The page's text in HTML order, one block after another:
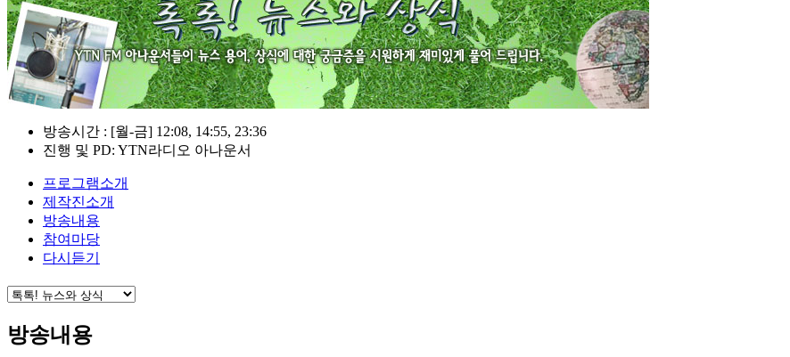
방송시간 : [월-금] 12:08, 14:55, 23:36
진행 및 PD: YTN라디오 아나운서
프로그램소개
제작진소개
방송내용
참여마당
다시듣기
방송내용